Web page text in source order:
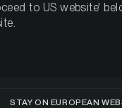
MARKT-KOMPASS -
to US website'
STAY ON EUROPEAN